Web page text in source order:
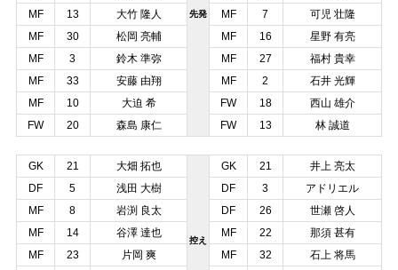
先発
MF
13 大竹 隆人 MF 7
可児 壮隆
MF
30 松岡 亮輔 MF 16
星野 有亮
MF
3 鈴木 準弥 MF 27
福村 貴幸
MF
33 安藤 由翔 MF 2
石井 光輝
MF
10 大迫 希 FW 18
西山 雄介
FW
20 森島 康仁 FW 13 林 誠道
GK 21 大畑 拓也
控え
GK 21
井上 亮太
DF
5 浅田 大樹 DF 3
アドリエル
MF
8 岩渕 良太 DF 26
世瀬 啓人
MF
14 谷澤 達也 MF 22
那須 甚有
MF
23 片岡 爽 MF 32 石上 将馬